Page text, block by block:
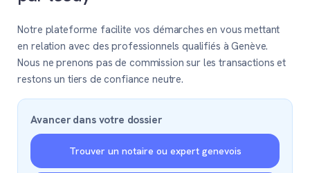
Notre plateforme facilite vos démarches en vous mettant
en relation avec des professionnels qualifiés à Genève.
Nous ne prenons pas de commission sur les transactions et
restons un tiers de confiance neutre.
Avancer dans votre dossier
Trouver un notaire ou expert genevois